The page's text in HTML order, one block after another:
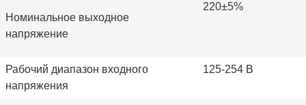
Номинальное выходное
напряжение
220±5%
Рабочий диапазон входного
напряжения
125-254 В